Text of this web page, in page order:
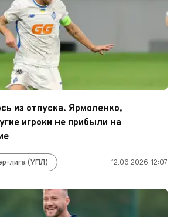
из отпуска. Ярмоленко,
игроки не прибыли на
лига (УПЛ) 12.06.2026, 12:07